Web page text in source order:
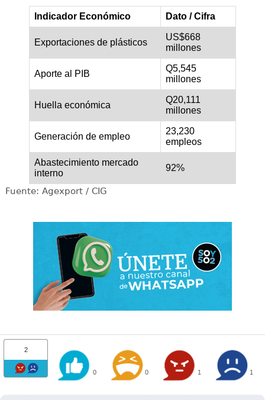
Indicador Económico Dato / Cifra
Exportaciones de plásticos
US$668
millones
Aporte al PIB
Q5,545
millones
Huella económica
Q20,111
millones
Generación de empleo
23,230
empleos
Abastecimiento mercado
interno
92%
Fuente: Agexport / CIG
2
0 0 1 1